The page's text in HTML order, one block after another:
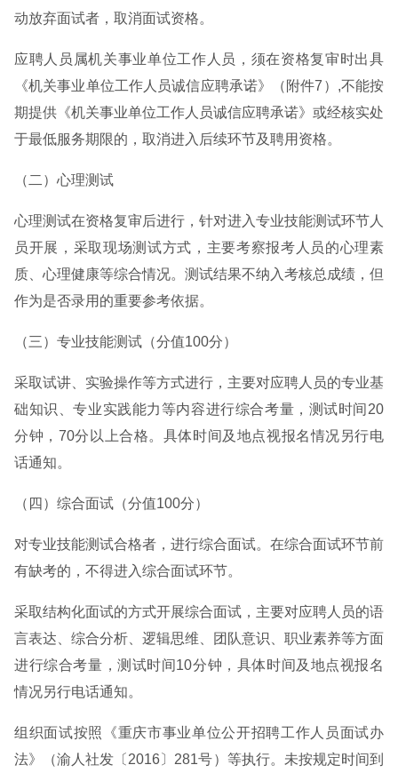
动放弃面试者，取消面试资格。
应聘人员属机关事业单位工作人员，须在资格复审时出具
《机关事业单位工作人员诚信应聘承诺》（附件7）,不能按
期提供《机关事业单位工作人员诚信应聘承诺》或经核实处
于最低服务期限的，取消进入后续环节及聘用资格。
（二）心理测试
心理测试在资格复审后进行，针对进入专业技能测试环节人
员开展，采取现场测试方式，主要考察报考人员的心理素
质、心理健康等综合情况。测试结果不纳入考核总成绩，但
作为是否录用的重要参考依据。
（三）专业技能测试（分值100分）
采取试讲、实验操作等方式进行，主要对应聘人员的专业基
础知识、专业实践能力等内容进行综合考量，测试时间20
分钟，70分以上合格。具体时间及地点视报名情况另行电
话通知。
（四）综合面试（分值100分）
对专业技能测试合格者，进行综合面试。在综合面试环节前
有缺考的，不得进入综合面试环节。
采取结构化面试的方式开展综合面试，主要对应聘人员的语
言表达、综合分析、逻辑思维、团队意识、职业素养等方面
进行综合考量，测试时间10分钟，具体时间及地点视报名
情况另行电话通知。
组织面试按照《重庆市事业单位公开招聘工作人员面试办
法》（渝人社发〔2016〕281号）等执行。未按规定时间到